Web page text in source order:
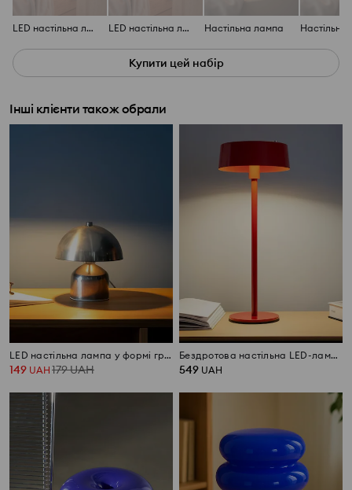
LED настільна лампа у формі гриба LED настільна лампа у формі гриба Настільна лампа
Купити цей набір
Інші клієнти також обрали
LED настільна лампа у формі гриба
149 UAH 179UAH
Бездротова настільна LED-лампа з регулюванням яскравості
549 UAH